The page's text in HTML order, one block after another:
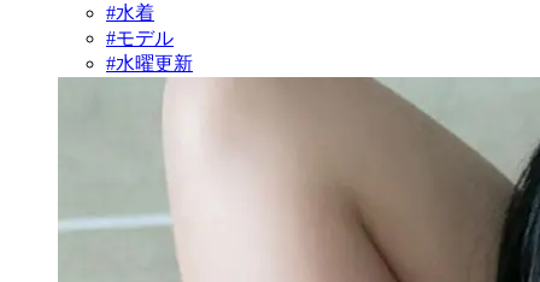
#水着
#モデル
#水曜更新